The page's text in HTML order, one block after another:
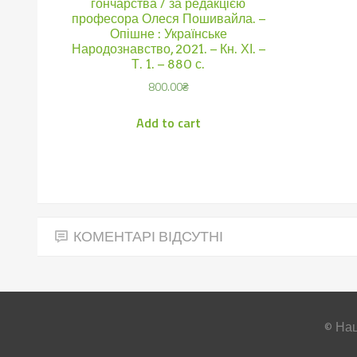
гончарства / за редакцією
професора Олеся Пошивайла. –
Опішне : Українське
Народознавство, 2021. – Кн. ХІ. –
Т. 1. – 880 с.
800.00₴
Add to cart
КОМЕНТАРІ ВІДСУТНІ
©